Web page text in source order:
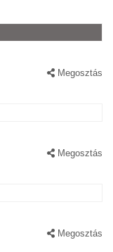
Megosztás
Megosztás
Megosztás